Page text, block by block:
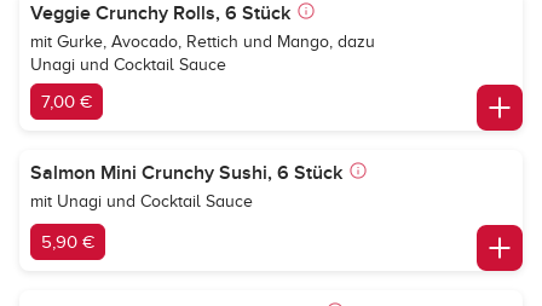
Veggie Crunchy Rolls, 6 Stück
mit Gurke, Avocado, Rettich und Mango, dazu
Unagi und Cocktail Sauce
7,00 €
Salmon Mini Crunchy Sushi, 6 Stück
mit Unagi und Cocktail Sauce
5,90 €